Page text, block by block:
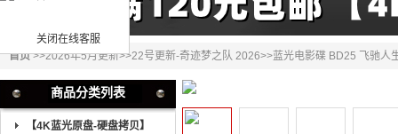
关闭在线客服
首页>>2026年5月更新>>22号更新-奇迹梦之队 2026>>蓝光电影碟 BD25 飞驰人
商品分类列表
【4K蓝光原盘-硬盘拷贝】